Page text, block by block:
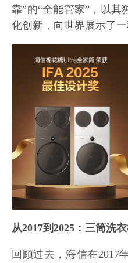
靠”的“全能管家”，以其
化创新，向世界展示了
从2017到2025：三筒洗
回顾过去，海信在2017